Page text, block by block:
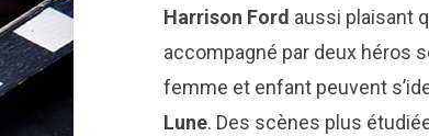
Harrison Ford aussi plaisant
accompagné par deux héros
femme et enfant peuvent
Lune. Des scènes plus